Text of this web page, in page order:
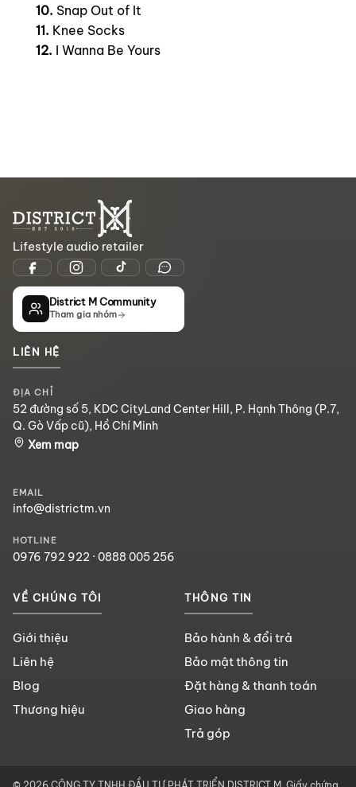
10. Snap Out of It
11. Knee Socks
12. I Wanna Be Yours
Lifestyle audio retailer
District M Community
Tham gia nhóm
LIÊN HỆ
ĐỊA CHỈ
52 đường số 5, KDC CityLand Center Hill, P. Hạnh Thông (P.7,
Q. Gò Vấp cũ), Hồ Chí Minh
Xem map
EMAIL
info@districtm.vn
HOTLINE
0976 792 922 · 0888 005 256
VỀ CHÚNG TÔI
Giới thiệu
Liên hệ
Blog
Thương hiệu
THÔNG TIN
Bảo hành & đổi trả
Bảo mật thông tin
Đặt hàng & thanh toán
Giao hàng
Trả góp